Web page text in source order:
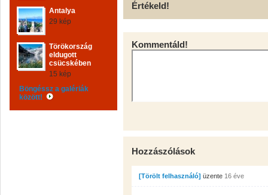
Antalya
29 kép
Törökország
eldugott
csücskében
15 kép
Böngéssz a galériák
között!
Értékeld!
Kommentáld!
Hozzászólások
[Törölt felhasználó] üzente 16 éve